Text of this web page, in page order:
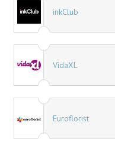
inkClub
VidaXL
Euroflorist